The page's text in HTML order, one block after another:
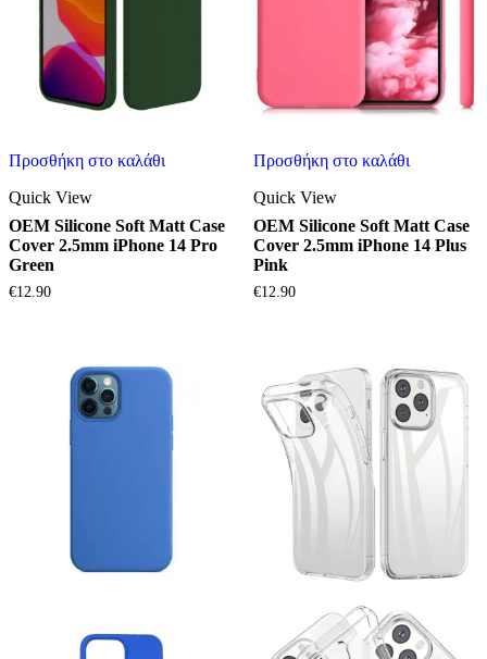
Προσθήκη στο καλάθι
Quick View
OEM Silicone Soft Matt Case
Cover 2.5mm iPhone 14 Pro
Green
€12.90
Προσθήκη στο καλάθι
Quick View
OEM Silicone Soft Matt Case
Cover 2.5mm iPhone 14 Plus
Pink
€12.90